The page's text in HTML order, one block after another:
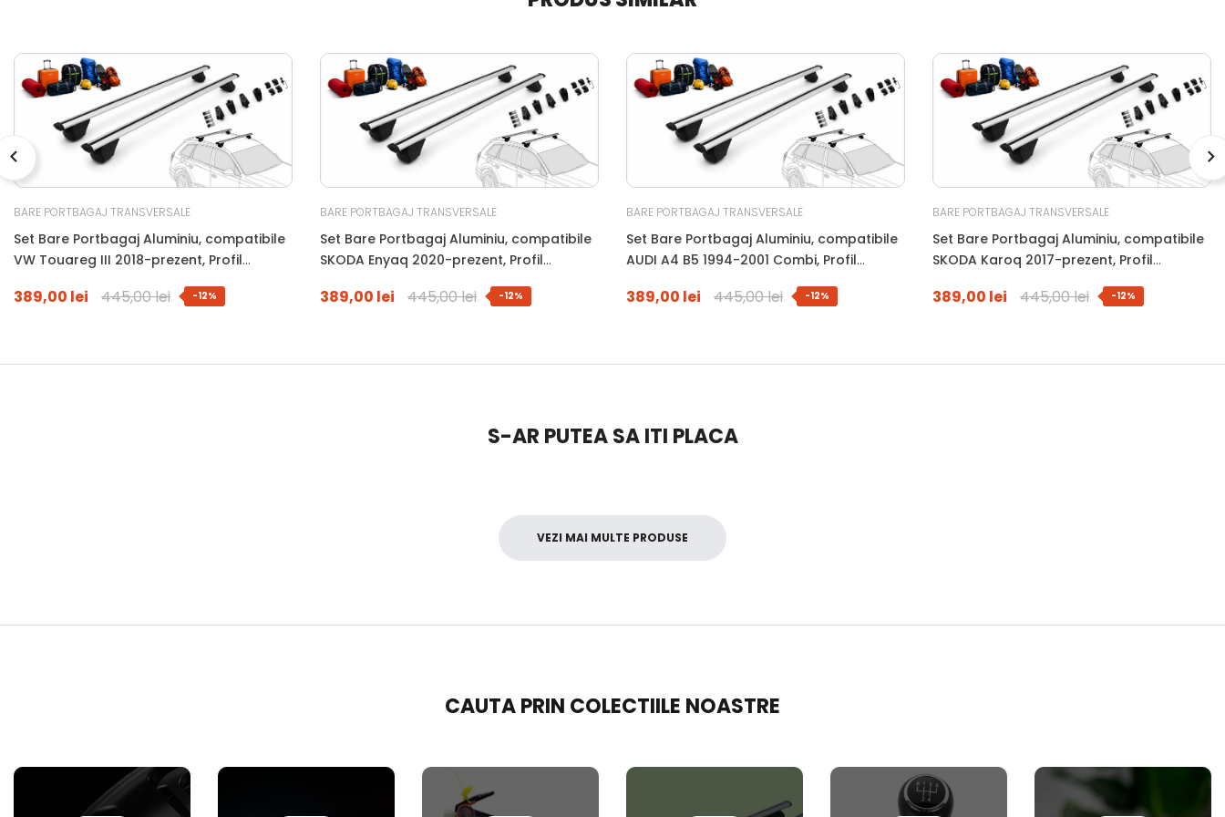
BARE PORTBAGAJ TRANSVERSALE
Set Bare Portbagaj Aluminiu, compatibile
VW Touareg III 2018-prezent, Profil
Cheie, Garnituri, Sarcina 90 Kg
389,00 lei 445,00 lei -12%
BARE PORTBAGAJ TRANSVERSALE
Set Bare Portbagaj Aluminiu, compatibile
SKODA Enyaq 2020-prezent, Profil
Cheie, Garnituri, Sarcina 90 Kg
389,00 lei 445,00 lei -12%
BARE PORTBAGAJ TRANSVERSALE
Set Bare Portbagaj Aluminiu, compatibile
AUDI A4 B5 1994-2001 Combi, Profil
Cheie, Garnituri, Sarcina 90 Kg
389,00 lei 445,00 lei -12%
BARE PORTBAGAJ TRANSVERSALE
Set Bare Portbagaj Aluminiu, compatibile
SKODA Karoq 2017-prezent, Profil
Cheie, Garnituri, Sarcina 90 Kg
389,00 lei 445,00 lei -12%
S-AR PUTEA SA ITI PLACA
VEZI MAI MULTE PRODUSE
CAUTA PRIN COLECTIILE NOASTRE